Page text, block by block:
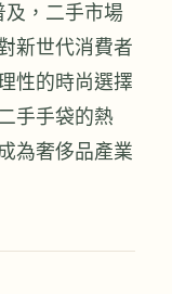
及，二手市場
新世代消費者
性的時尚選擇
手手袋的熱
為奢侈品產業